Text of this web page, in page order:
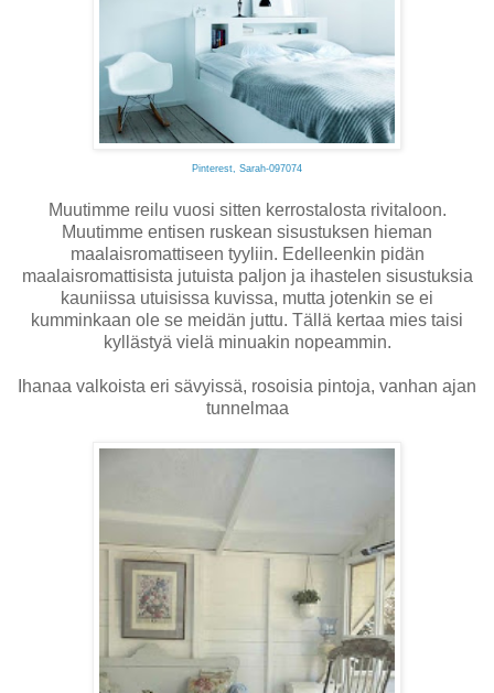
Pinterest, Sarah-097074
Muutimme reilu vuosi sitten kerrostalosta rivitaloon.
Muutimme entisen ruskean sisustuksen hieman
maalaisromattiseen tyyliin. Edelleenkin pidän
maalaisromattisista jutuista paljon ja ihastelen sisustuksia
kauniissa utuisissa kuvissa, mutta jotenkin se ei
kumminkaan ole se meidän juttu. Tällä kertaa mies taisi
kyllästyä vielä minuakin nopeammin.
Ihanaa valkoista eri sävyissä, rosoisia pintoja, vanhan ajan
tunnelmaa